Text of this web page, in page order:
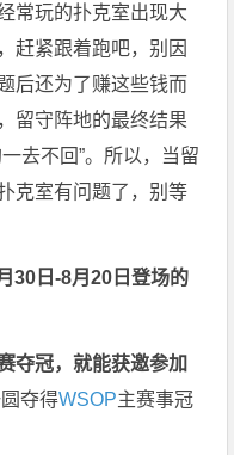
常玩的扑克室出现大
赶紧跟着跑吧，别因
后还为了赚这些钱而
留守阵地的最终结果
去不回”。所以，当留
克室有问题了，别等
30日-8月20日登场的
夺冠，就能获邀参加
夺得WSOP主赛事冠